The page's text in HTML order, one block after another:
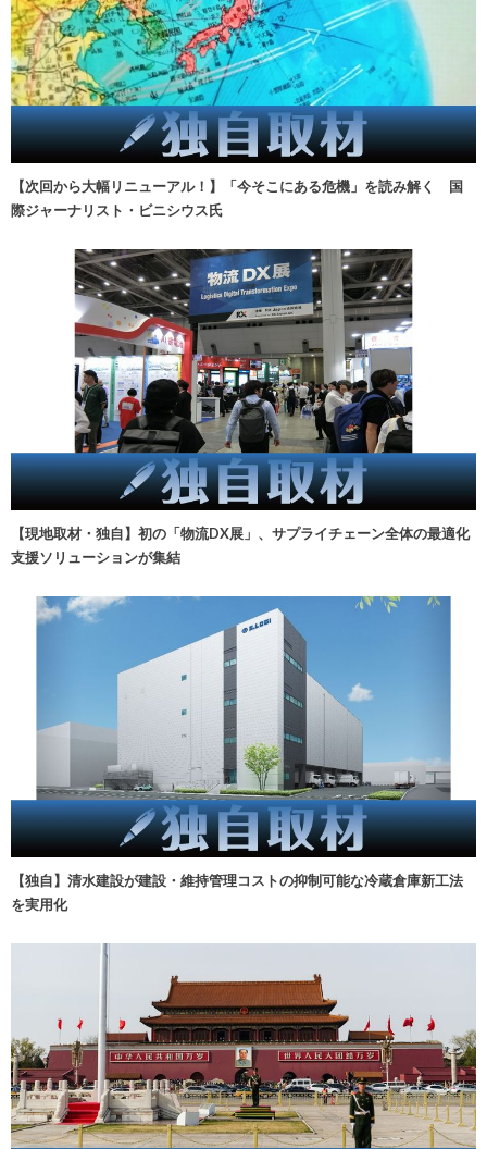
【次回から大幅リニューアル！】「今そこにある危機」を読み解く 国
際ジャーナリスト・ビニシウス氏
【現地取材・独自】初の「物流DX展」、サプライチェーン全体の最適化
支援ソリューションが集結
【独自】清水建設が建設・維持管理コストの抑制可能な冷蔵倉庫新工法
を実用化